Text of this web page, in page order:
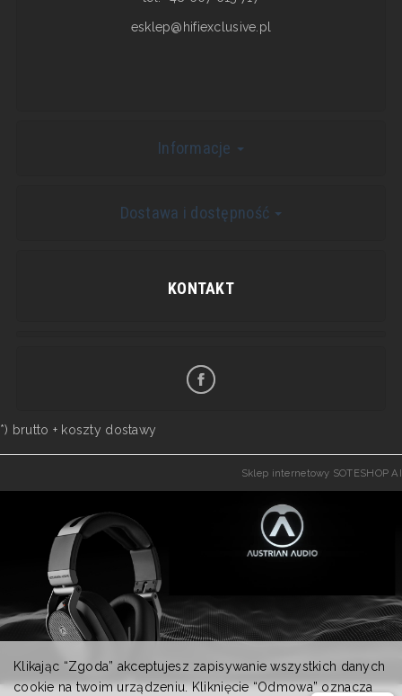
esklep@hifiexclusive.pl
Informacje
Dostawa i dostępność
KONTAKT
*) brutto + koszty dostawy
Sklep internetowy SOTESHOP AI
Klikając “Zgoda” akceptujesz zapisywanie wszystkich danych
cookie na twoim urządzeniu. Kliknięcie “Odmowa” oznacza